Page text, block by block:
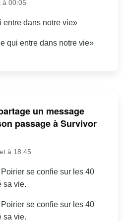
à 00:05
entre dans notre vie»
qui entre dans notre vie»
un message
passage à Survivor
à 18:45
se confie sur les 40
sa vie.
se confie sur les 40
sa vie.